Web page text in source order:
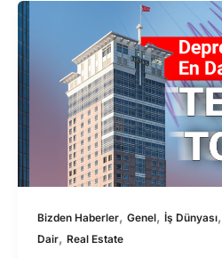
Bizden Haberler, Genel, İş Dünyası,
Dair, Real Estate